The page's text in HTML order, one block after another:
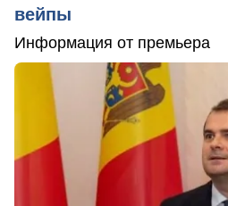
вейпы
Информация от премьера